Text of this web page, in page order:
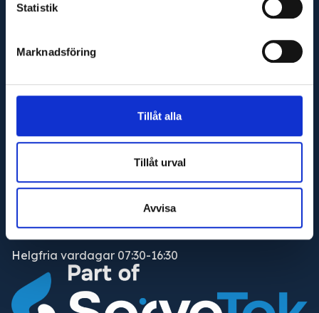
Statistik
Marknadsföring
Tillåt alla
Tillåt urval
Avvisa
Adress
Maskinfirma Glaj AB
E-post
Telefon
Telefontid
Helgfria vardagar 07:30-16:30